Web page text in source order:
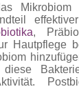
,
Hautpflege
diese